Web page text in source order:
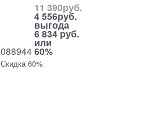
088944
11 390руб.
4 556руб.
выгода
6 834 руб.
или
60%
Скидка 60%